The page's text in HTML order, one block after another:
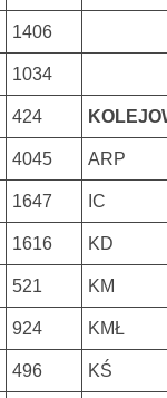
1406
1034
424
4045 ARP
1647 IC
1616 KD
521 KM
924 KMŁ
496 KŚ